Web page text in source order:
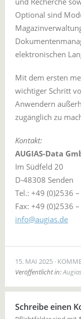
Optional sind
elektronischen
Mit dem ersten
wichtiger Schritt
Anwendern
zugänglich zu
Kontakt:
AUGIAS-Data
Im Südfeld 20
D-48308 Senden
Tel.: +49 (0)2536
Fax: +49 (0)2536
info@augias.de
15. MAI 2025
Veröffentlicht in:
Schreibe einen